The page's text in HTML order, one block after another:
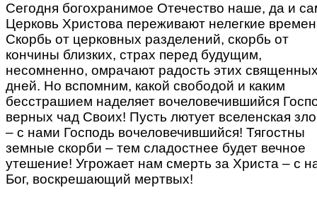
Сегодня богохранимое Отечество наше, да и
Церковь Христова переживают нелегкие
Скорбь от церковных разделений, скорбь от
кончины близких, страх перед будущим,
несомненно, омрачают радость этих
дней. Но вспомним, какой свободой и каким
бесстрашием наделяет вочеловечившийся
верных чад Своих! Пусть лютует вселенская
– с нами Господь вочеловечившийся! Тягостны
земные скорби – тем сладостнее будет вечное
утешение! Угрожает нам смерть за Христа – с
Бог, воскрешающий мертвых!